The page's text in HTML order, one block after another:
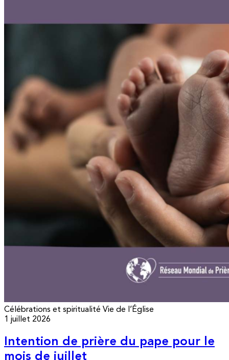
Célébrations et spiritualité Vie de l’Église
1 juillet 2026
Intention de prière du pape pour le
mois de juillet